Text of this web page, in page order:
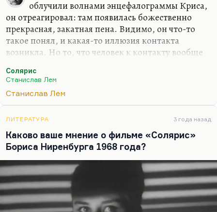
облучили волнами энцефалограммы Криса,
он отреагировал: там появилась божественно
прекрасная, закатная пена. Видимо, он что-то
такое понял, и какая-то иллюзия контакта
возникла. Но то, что человек к контакту вообще
понять не может,— это лемовская давняя мысль,
общения с людьми, и на примере общения с
убеждение, не случайно его последний и, думаю,
самый сложный и талантливый роман все-таки
называется «Фиаско».
Солярис
Станислав Лем
Станислав Лем
ЛИТЕРАТУРА 3 года назад
Каково ваше мнение о фильме «Солярис»
Бориса Ниренбурга 1968 года?